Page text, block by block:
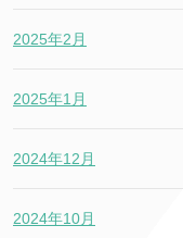
2025年2月
2025年1月
2024年12月
2024年10月